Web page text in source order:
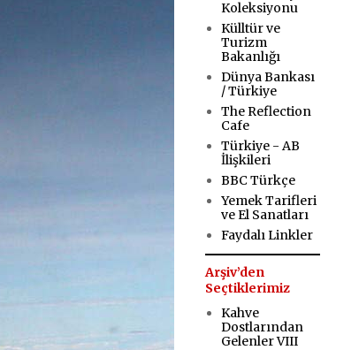
Koleksiyonu
Külltür ve
Turizm
Bakanlığı
Dünya Bankası
/ Türkiye
The Reflection
Cafe
Türkiye - AB
İlişkileri
BBC Türkçe
Yemek Tarifleri
ve El Sanatları
Faydalı Linkler
Arşiv’den
Seçtiklerimiz
Kahve
Dostlarından
Gelenler VIII